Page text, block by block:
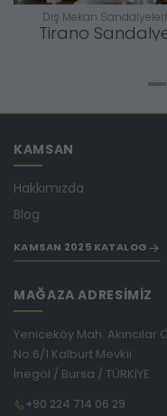
Dış Mekan Sandalyeleri
Tirano
KAMSAN
Hakkımızda
Blog
KAMSAN 2025 KATALOG
MAĞAZA ADRESİMİZ
Yeniceköy Mah. Akıncılar
No:6/1 Kalburt Mevkii
İnegöl / Bursa / TÜRKİYE
+90 224 714 06 29